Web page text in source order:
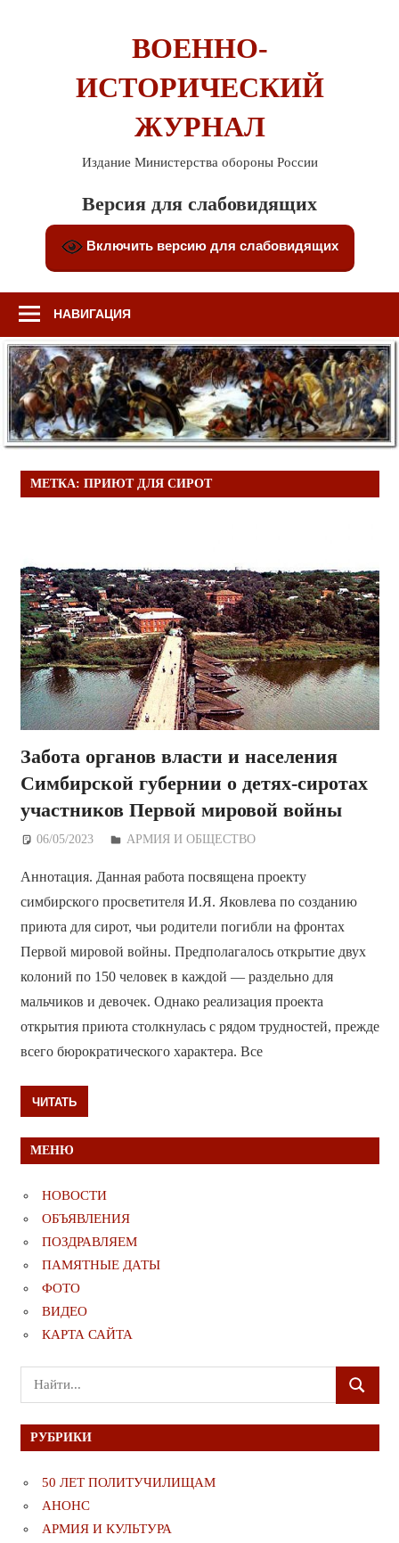
ВОЕННО-
ИСТОРИЧЕСКИЙ
ЖУРНАЛ
Издание Министерства обороны России
Версия для слабовидящих
Включить версию для слабовидящих
НАВИГАЦИЯ
МЕТКА: ПРИЮТ ДЛЯ СИРОТ
Забота органов власти и населения
Симбирской губернии о детях-сиротах
участников Первой мировой войны
06/05/2023 Дежурный по Редакции
АРМИЯ И ОБЩЕСТВО
Аннотация. Данная работа посвящена проекту
симбирского просветителя И.Я. Яковлева по созданию
приюта для сирот, чьи родители погибли на фронтах
Первой мировой войны. Предполагалось открытие двух
колоний по 150 человек в каждой — раздельно для
мальчиков и девочек. Однако реализация проекта
открытия приюта столкнулась с рядом трудностей, прежде
всего бюрократического характера. Все
ЧИТАТЬ
МЕНЮ
НОВОСТИ
ОБЪЯВЛЕНИЯ
ПОЗДРАВЛЯЕМ
ПАМЯТНЫЕ ДАТЫ
ФОТО
ВИДЕО
КАРТА САЙТА
Поиск
для:
ПОИСК
РУБРИКИ
50 ЛЕТ ПОЛИТУЧИЛИЩАМ
АНОНС
АРМИЯ И КУЛЬТУРА